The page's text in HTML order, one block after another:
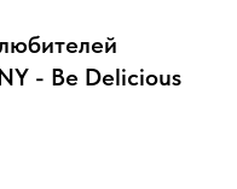
- Be Delicious